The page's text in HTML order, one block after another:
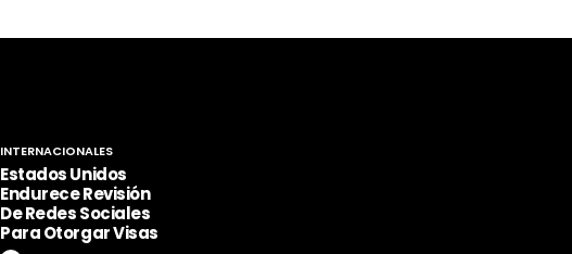
INTERNACIONALES
Estados Unidos
Endurece Revisión
De Redes Sociales
Para Otorgar Visas